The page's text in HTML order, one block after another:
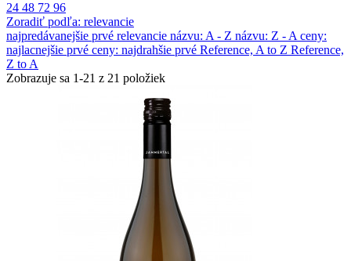
24 48 72 96
Zoradiť podľa: relevancie
najpredávanejšie prvé relevancie názvu: A - Z názvu: Z - A ceny:
najlacnejšie prvé ceny: najdrahšie prvé Reference, A to Z Reference,
Z to A
Zobrazuje sa 1-21 z 21 položiek